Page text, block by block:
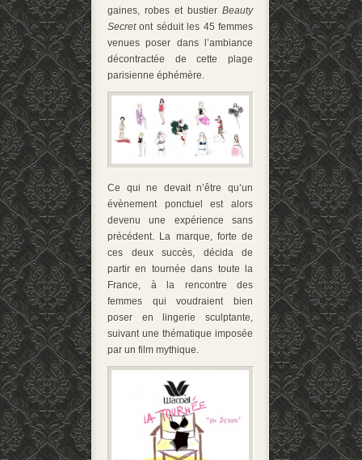
gaines, robes et bustier Beauty
Secretont séduit les 45 femmes
venues poser dans l’ambiance
décontractée de cette plage
parisienne éphémère.
Ce qui ne devait n’être qu’un
évènement ponctuel est alors
devenu une expérience sans
précédent. La marque, forte de
ces deux succès, décida de
partir en tournée dans toute la
France, à la rencontre des
femmes qui voudraient bien
poser en lingerie sculptante,
suivant une thématique imposée
par un film mythique.